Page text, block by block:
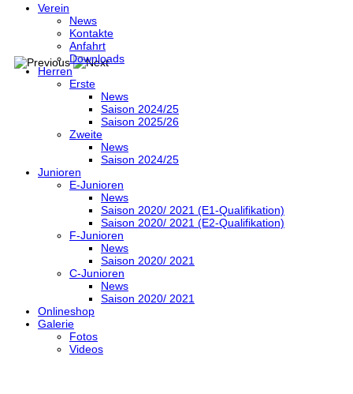
Verein
News
Kontakte
Anfahrt
Downloads
Herren
Erste
News
Saison 2024/25
Saison 2025/26
Zweite
News
Saison 2024/25
Junioren
E-Junioren
News
Saison 2020/ 2021 (E1-Qualifikation)
Saison 2020/ 2021 (E2-Qualifikation)
F-Junioren
News
Saison 2020/ 2021
C-Junioren
News
Saison 2020/ 2021
Onlineshop
Galerie
Fotos
Videos